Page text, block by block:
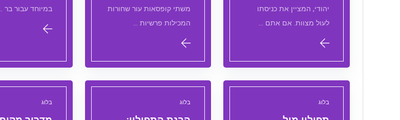
יהודי, המציין את כניסתו
לעול מצוות. אם אתם …
משתי קופסאות עור שחורות
המכילות פרשיות …
במיוחד עבור בר
בלוג בלוג בלוג